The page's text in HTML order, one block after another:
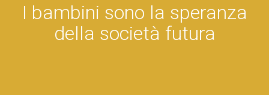
I bambini sono la speranza
della società futura